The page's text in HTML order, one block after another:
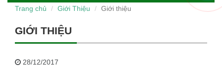
navigation
Trang chủ Giới Thiệu Giới thiệu
GIỚI THIỆU
28/12/2017